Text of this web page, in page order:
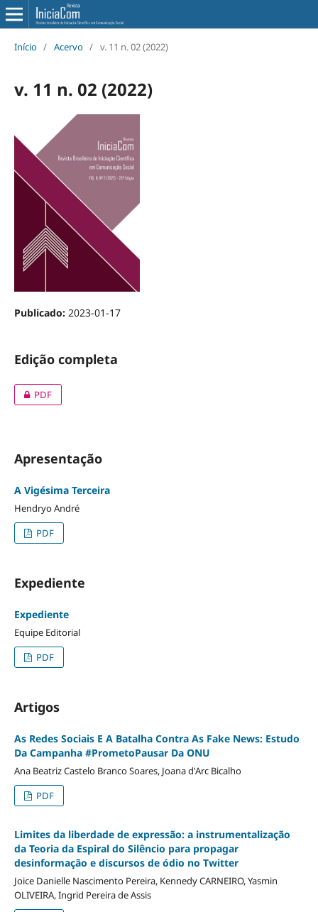
Início / Acervo / v. 11 n. 02 (2022)
v. 11 n. 02 (2022)
Publicado: 2023-01-17
Edição completa
PDF
Apresentação
A Vigésima Terceira
Hendryo André
PDF
Expediente
Expediente
Equipe Editorial
PDF
Artigos
As Redes Sociais E A Batalha Contra As Fake News: Estudo
Da Campanha #PrometoPausar Da ONU
Ana Beatriz Castelo Branco Soares, Joana d'Arc Bicalho
PDF
Limites da liberdade de expressão: a instrumentalização
da Teoria da Espiral do Silêncio para propagar
desinformação e discursos de ódio no Twitter
Joice Danielle Nascimento Pereira, Kennedy CARNEIRO, Yasmin
OLIVEIRA, Ingrid Pereira de Assis